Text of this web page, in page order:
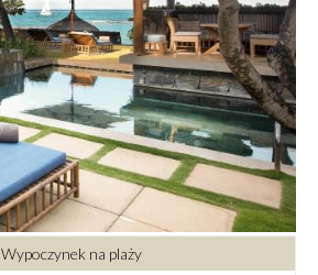
Wypoczynek na plaży